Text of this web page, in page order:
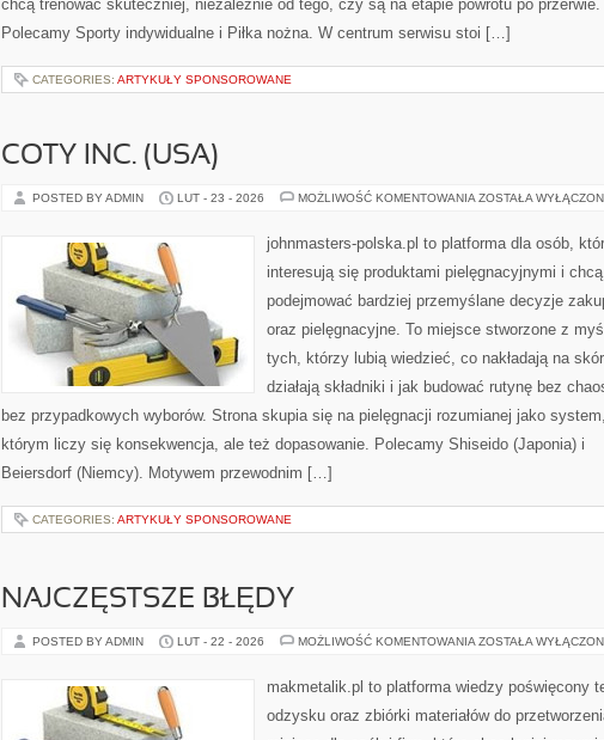
chcą trenować skuteczniej, niezależnie od tego, czy są na etapie powrotu po przerwie.
Polecamy Sporty indywidualne i Piłka nożna. W centrum serwisu stoi […]
CATEGORIES: ARTYKUŁY SPONSOROWANE
COTY INC. (USA)
POSTED BY ADMIN LUT - 23 - 2026 MOŻLIWOŚĆ KOMENTOWANIA COTY
ZOSTAŁA
johnmasters-polska.pl to platforma dla osób,
interesują się produktami pielęgnacyjnymi i chcą
podejmować bardziej przemyślane decyzje
oraz pielęgnacyjne. To miejsce stworzone z
tych, którzy lubią wiedzieć, co nakładają na
działają składniki i jak budować rutynę bez
bez przypadkowych wyborów. Strona skupia się na pielęgnacji rozumianej jako
którym liczy się konsekwencja, ale też dopasowanie. Polecamy Shiseido (Japonia) i
Beiersdorf (Niemcy). Motywem przewodnim […]
CATEGORIES: ARTYKUŁY SPONSOROWANE
NAJCZĘSTSZE BŁĘDY
POSTED BY ADMIN LUT - 22 - 2026 MOŻLIWOŚĆ KOMENTOWANIA NAJCZĘSTSZE
ZOSTAŁA
makmetalik.pl to platforma wiedzy poświęcony
odzysku oraz zbiórki materiałów do